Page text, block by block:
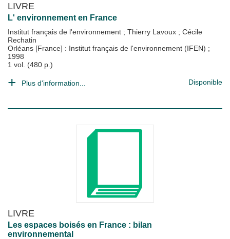
LIVRE
L' environnement en France
Institut français de l'environnement ; Thierry Lavoux ; Cécile
Rechatin
Orléans [France] : Institut français de l'environnement (IFEN) ;
1998
1 vol. (480 p.)
Plus d'information... Disponible
LIVRE
Les espaces boisés en France : bilan
environnemental